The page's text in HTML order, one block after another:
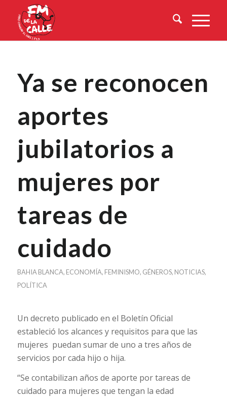
Ya se reconocen
aportes
jubilatorios a
mujeres por
tareas de
cuidado
BAHIA BLANCA, ECONOMÍA, FEMINISMO, GÉNEROS, NOTICIAS,
POLÍTICA
Un decreto publicado en el Boletín Oficial
estableció los alcances y requisitos para que las
mujeres puedan sumar de uno a tres años de
servicios por cada hijo o hija.
“Se contabilizan años de aporte por tareas de
cuidado para mujeres que tengan la edad